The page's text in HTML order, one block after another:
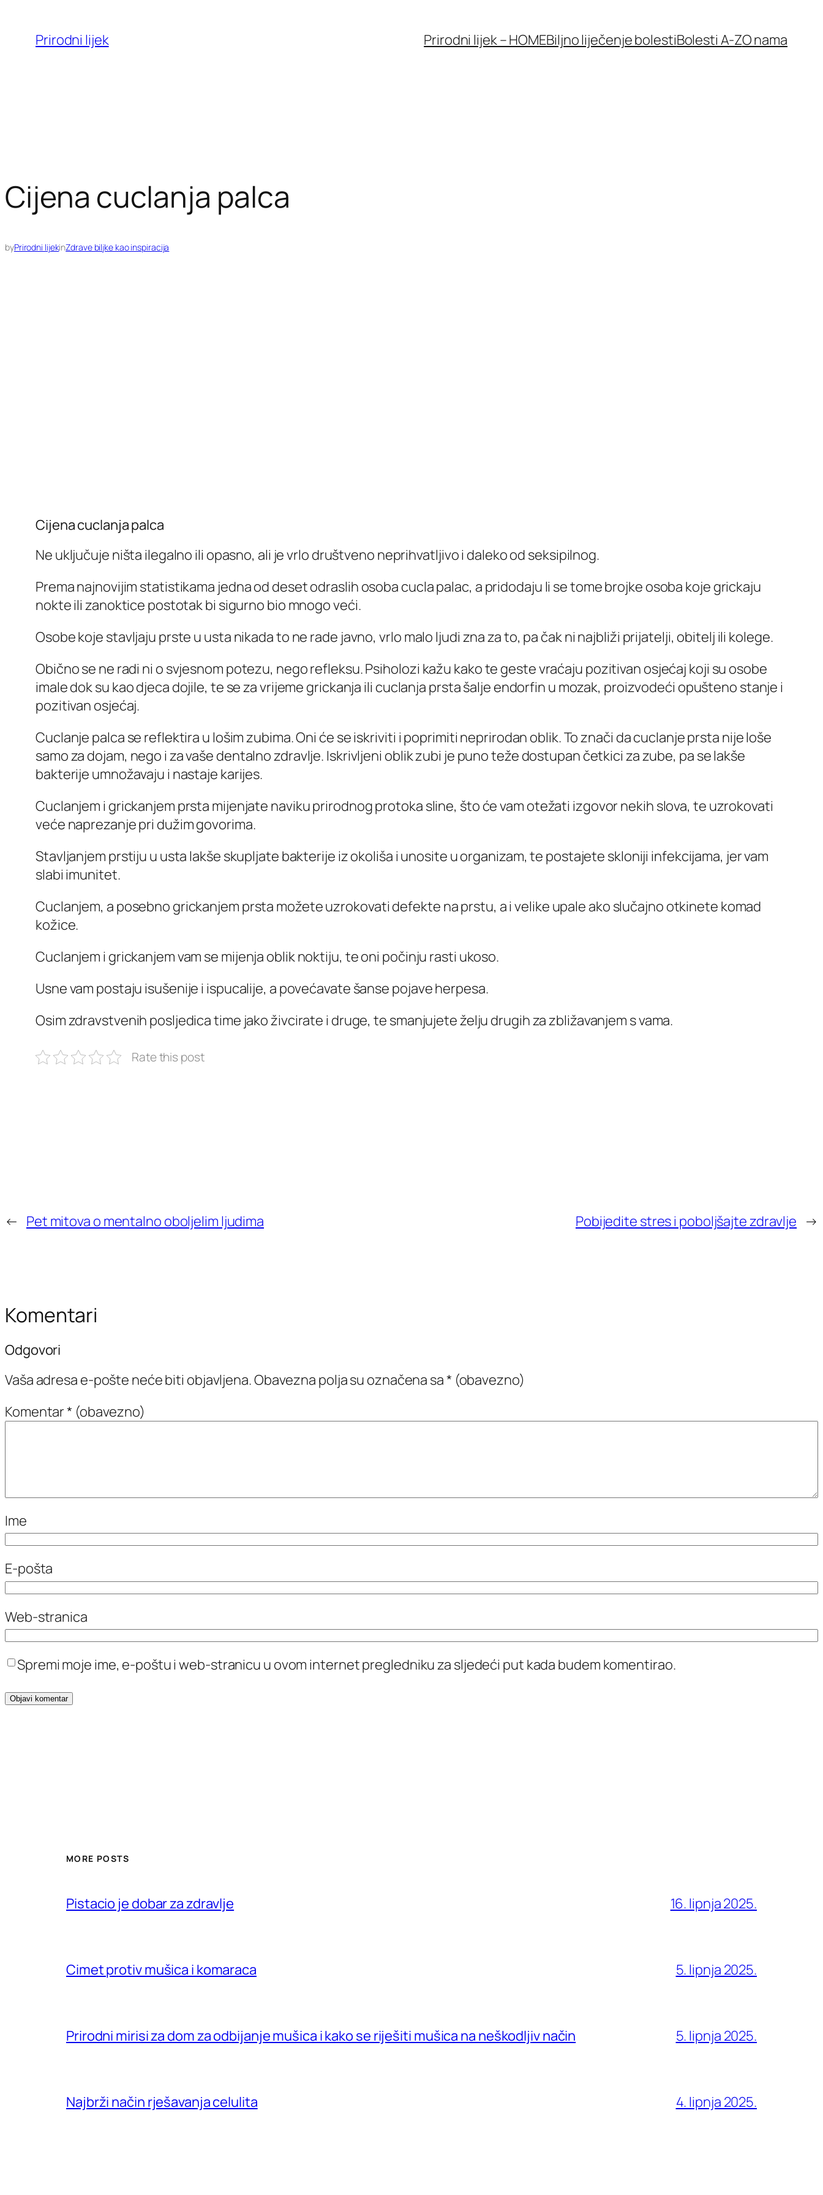
sadržaja
Prirodni lijek Prirodni lijek – HOMEBiljno liječenje bolestiBolesti A-ZO nama
Cijena cuclanja palca
byPrirodni lijekinZdrave biljke kao inspiracija
Cijena cuclanja palca
Ne uključuje ništa ilegalno ili opasno, ali je vrlo društveno neprihvatljivo i daleko od seksipilnog.
Prema najnovijim statistikama jedna od deset odraslih osoba cucla palac, a pridodaju li se tome brojke osoba koje grickaju
nokte ili zanoktice postotak bi sigurno bio mnogo veći.
Osobe koje stavljaju prste u usta nikada to ne rade javno, vrlo malo ljudi zna za to, pa čak ni najbliži prijatelji, obitelj ili kolege.
Obično se ne radi ni o svjesnom potezu, nego refleksu. Psiholozi kažu kako te geste vraćaju pozitivan osjećaj koji su osobe
imale dok su kao djeca dojile, te se za vrijeme grickanja ili cuclanja prsta šalje endorfin u mozak, proizvodeći opušteno stanje i
pozitivan osjećaj.
Cuclanje palca se reflektira u lošim zubima. Oni će se iskriviti i poprimiti neprirodan oblik. To znači da cuclanje prsta nije loše
samo za dojam, nego i za vaše dentalno zdravlje. Iskrivljeni oblik zubi je puno teže dostupan četkici za zube, pa se lakše
bakterije umnožavaju i nastaje karijes.
Cuclanjem i grickanjem prsta mijenjate naviku prirodnog protoka sline, što će vam otežati izgovor nekih slova, te uzrokovati
veće naprezanje pri dužim govorima.
Stavljanjem prstiju u usta lakše skupljate bakterije iz okoliša i unosite u organizam, te postajete skloniji infekcijama, jer vam
slabi imunitet.
Cuclanjem, a posebno grickanjem prsta možete uzrokovati defekte na prstu, a i velike upale ako slučajno otkinete komad
kožice.
Cuclanjem i grickanjem vam se mijenja oblik noktiju, te oni počinju rasti ukoso.
Usne vam postaju isušenije i ispucalije, a povećavate šanse pojave herpesa.
Osim zdravstvenih posljedica time jako živcirate i druge, te smanjujete želju drugih za zbližavanjem s vama.
Rate this post
← Pet mitova o mentalno oboljelim ljudima Pobijedite stres i poboljšajte zdravlje →
Komentari
Odgovori
Vaša adresa e-pošte neće biti objavljena.Obavezna polja su označena sa* (obavezno)
Komentar* (obavezno)
Ime
E-pošta
Web-stranica
Spremi moje ime, e-poštu i web-stranicu u ovom internet pregledniku za sljedeći put kada budem komentirao.
MORE POSTS
Pistacio je dobar za zdravlje 16. lipnja 2025.
Cimet protiv mušica i komaraca 5. lipnja 2025.
Prirodni mirisi za dom za odbijanje mušica i kako se riješiti mušica na neškodljiv način 5. lipnja 2025.
Najbrži način rješavanja celulita 4. lipnja 2025.